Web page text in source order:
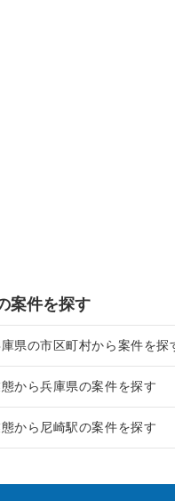
案件を探す
県の市区町村から案件を探
尼崎市の飲食店の居抜き売却
西宮市の飲食店の居抜き売却
から兵庫県の案件を探す
兵庫県のラーメンの居抜き売
から尼崎駅の案件を探す